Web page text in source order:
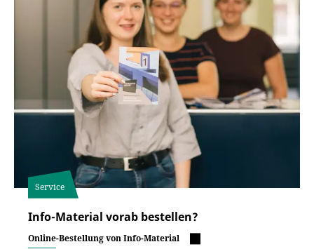
Service
Info-Material vorab bestellen?
Online-Bestellung von Info-Material